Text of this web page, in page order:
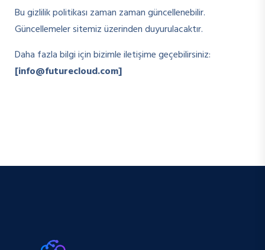
Bu gizlilik politikası zaman zaman güncellenebilir.
Güncellemeler sitemiz üzerinden duyurulacaktır.
Daha fazla bilgi için bizimle iletişime geçebilirsiniz:
[info@futurecloud.com]